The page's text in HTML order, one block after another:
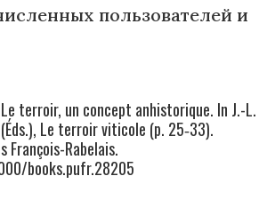
пользователей и
terroir, un concept anhistorique. In J.-L.
Le terroir viticole (p. 25‑33).
François-Rabelais.
books.pufr.28205